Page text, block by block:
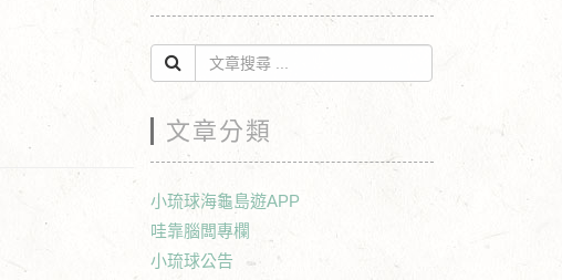
文章分類
小琉球海龜島遊APP
哇靠腦闆專欄
小琉球公告